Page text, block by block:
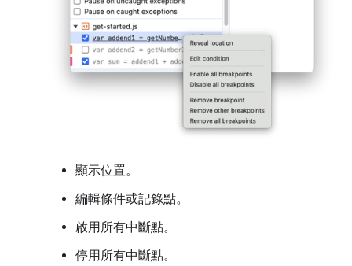
顯示位置。
編輯條件或記錄點。
啟用所有中斷點。
停用所有中斷點。